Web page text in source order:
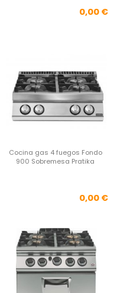
0,00 €
Cocina gas 4 fuegos Fondo
900 Sobremesa Pratika
0,00 €